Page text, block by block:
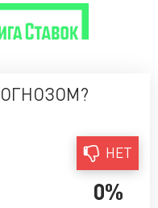
0%
НЕТ